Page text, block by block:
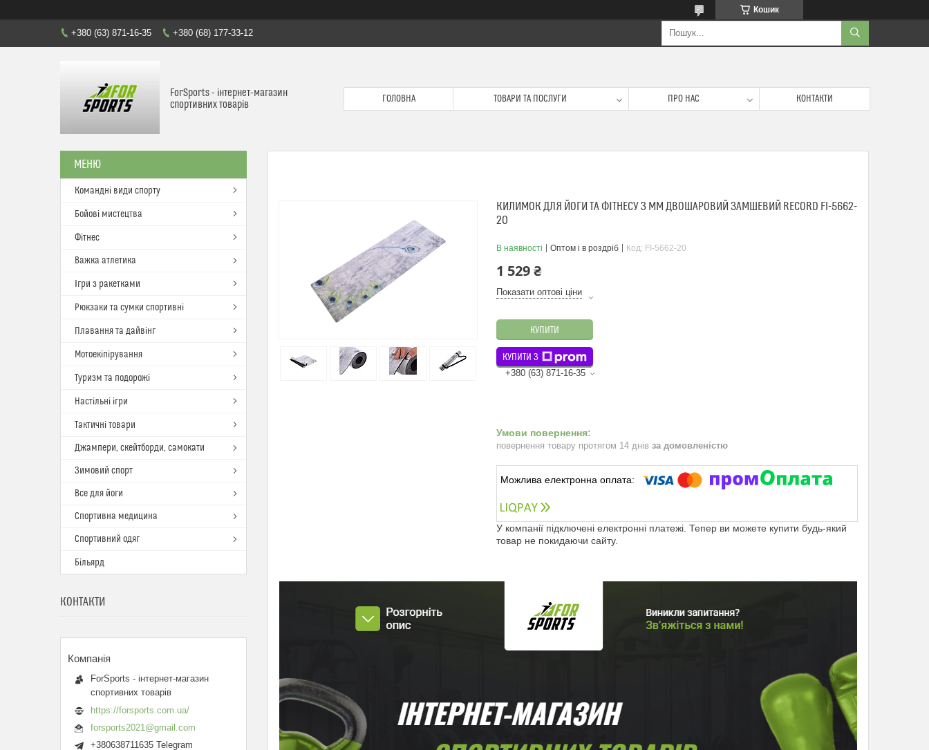
Кошик
+380 (63) 871-16-35 +380 (68) 177-33-12
ForSports - інтернет-магазин
спортивних товарів
ГОЛОВНА ТОВАРИ ТА ПОСЛУГИ ПРО НАС КОНТАКТИ
КИЛИМОК ДЛЯ ЙОГИ ТА ФІТНЕСУ 3 ММ ДВОШАРОВИЙ ЗАМШЕВИЙ RECORD FI-5662-
20
В наявності Оптом і в роздріб Код: FI-5662-20
1 529 ₴
Показати оптові ціни
КУПИТИ
КУПИТИ З
+380 (63) 871-16-35
повернення товару протягом 14 днів за домовленістю
У компанії підключені електронні платежі. Тепер ви можете купити будь-який
товар не покидаючи сайту.
Командні види спорту
Бойові мистецтва
Фітнес
Важка атлетика
Ігри з ракетками
Рюкзаки та сумки спортивні
Плавання та дайвінг
Мотоекіпірування
Туризм та подорожі
Настільні ігри
Тактичні товари
Джампери, скейтборди, самокати
Зимовий спорт
Все для йоги
Спортивна медицина
Спортивний одяг
Більярд
КОНТАКТИ
ForSports - інтернет-магазин
спортивних товарів
https://forsports.com.ua/
forsports2021@gmail.com
+380638711635 Telegram